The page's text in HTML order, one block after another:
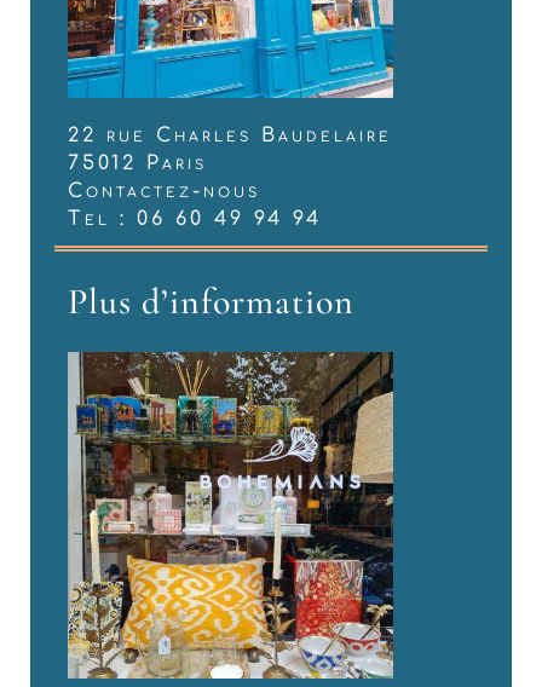
22 rue Charles Baudelaire
75012 Paris
Contactez-nous
Tel : 06 60 49 94 94
Plus d’information